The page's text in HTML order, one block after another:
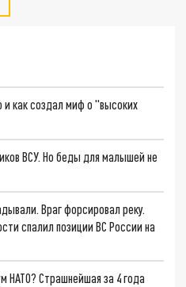
как создал миф о "высоких
ВСУ. Но беды для малышей не
Враг форсировал реку.
спалил позиции ВС России на
НАТО? Страшнейшая за 4 года